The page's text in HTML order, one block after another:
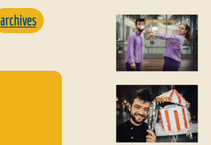
archives